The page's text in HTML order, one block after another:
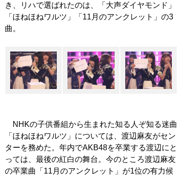
き、リハで選ばれたのは、「大声ダイヤモンド」
「ほねほねワルツ」「11月のアンクレット」の3
曲。
NHKの子供番組から生まれた知る人ぞ知る迷曲
「ほねほねワルツ」については、渡辺麻友がセン
ターを務めた。年内でAKB48を卒業する渡辺にと
っては、最後の紅白の舞台。今のところ渡辺麻友
の卒業曲「11月のアンクレット」が1位の有力候